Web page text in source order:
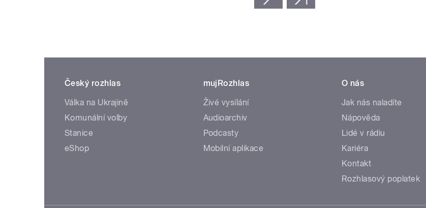
Český rozhlas
Válka na Ukrajině
Komunální volby
Stanice
eShop
mujRozhlas
Živé vysílání
Audioarchiv
Podcasty
Mobilní aplikace
O nás
Jak nás naladíte
Nápověda
Lidé v rádiu
Kariéra
Kontakt
Rozhlasový poplatek